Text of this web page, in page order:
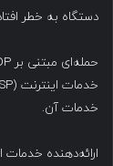
دستگاه به خطر
خدمات آن.